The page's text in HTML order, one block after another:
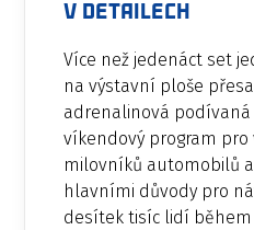
v detailech
Více než jedenáct set
na výstavní ploše
adrenalinová
víkendový program pro
milovníků automobilů
hlavními důvody pro
desítek tisíc lidí